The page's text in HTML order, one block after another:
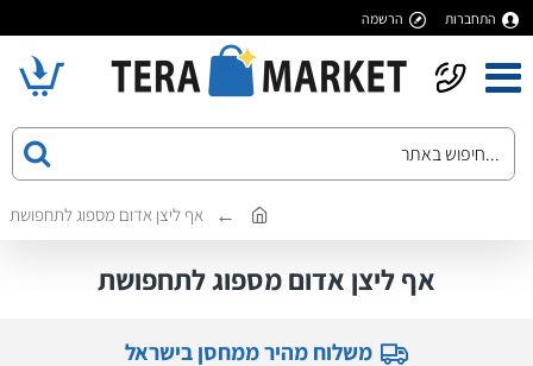
התחברות הרשמה
אף ליצן אדום מספוג לתחפושת
אף ליצן אדום מספוג לתחפושת
משלוח מהיר ממחסן בישראל